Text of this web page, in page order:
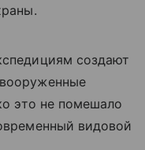
создают
это не помешало
видовой